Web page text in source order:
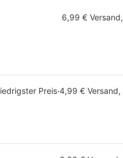
6,99 € Versand,
Preis·4,99 € Versand,